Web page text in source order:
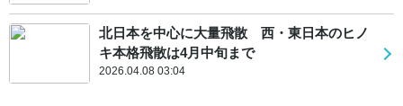
北日本を中心に大量飛散 西・東日本のヒノ
キ本格飛散は4月中旬まで
2026.04.08 03:04